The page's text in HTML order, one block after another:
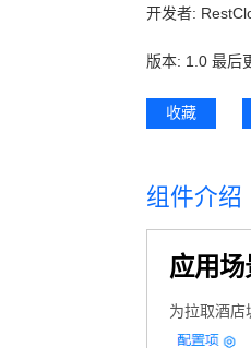
开发者:
版本: 1.0 最后
收藏
组件介绍
应用场
为拉取酒店